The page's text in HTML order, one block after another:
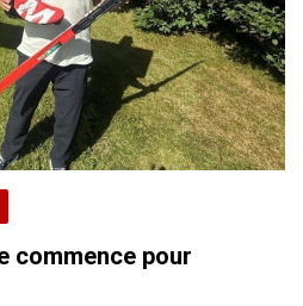
commence pour